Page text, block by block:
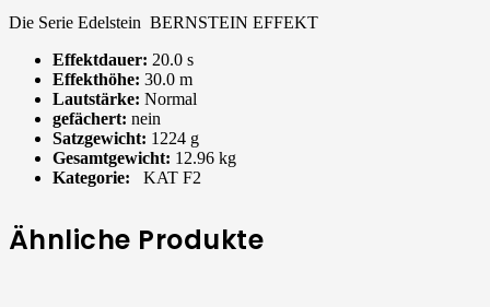
Die Serie Edelstein BERNSTEIN EFFEKT
Effektdauer: 20.0 s
Effekthöhe: 30.0 m
Lautstärke: Normal
gefächert: nein
Satzgewicht: 1224 g
Gesamtgewicht: 12.96 kg
Kategorie: KAT F2
Ähnliche Produkte